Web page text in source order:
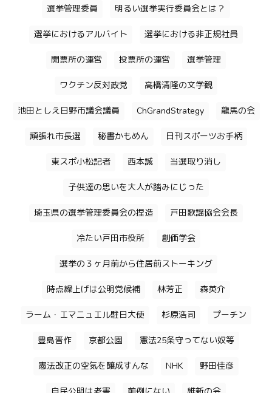
選挙管理委員 明るい選挙実行委員会とは？
選挙におけるアルバイト 選挙における非正規社員
開票所の運営 投票所の運営 選挙管理
ワクチン反対政党 高橋清隆の文学観
池田としえ日野市議会議員 ChGrandStrategy 龍馬の会
頑張れ市長選 秘書かもめん 日刊スポーツお手柄
東スポ小松記者 西本誠 当選取り消し
子供達の思いを大人が踏みにじった
埼玉県の選挙管理委員会の捏造 戸田歌謡協会会長
冷たい戸田市役所 創価学会
選挙の３ヶ月前から住居前ストーキング
時点繰上げは公明党候補 林芳正 森英介
ラーム・エマニュエル駐日大使 杉原浩司 プーチン
豊島晋作 京都公園 憲法25条守ってない奴等
憲法改正の空気を醸成すんな NHK 野田佳彦